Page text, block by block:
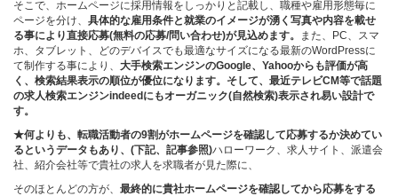
そこで、ホームページに採用情報をしっかりと記載し、職種や雇用形態毎に
ページを分け、 具体的な雇用条件と就業のイメージが湧く写真や内容を載せ
る事により直接応募(無料の応募/問い合わせ)が見込めます。
また、PC、スマ
ホ、タブレット、どのデバイスでも最適なサイズになる最新のWordPressに
て制作する事により、 大手検索エンジンのGoogle、Yahooからも評価が高
く、検索結果表示の順位が優位になります。そして、最近テレビCM等で話題
の求人検索エンジンindeedにもオーガニック(自然検索)表示され易い設計で
す。
★何よりも、転職活動者の9割がホームページを確認して応募するか決めてい
るというデータもあり、(下記、記事参照)ハローワーク、求人サイト、派遣会
社、紹介会社等で貴社の求人を求職者が見た際に、
そのほとんどの方が、 最終的に貴社ホームページを確認してから応募をする